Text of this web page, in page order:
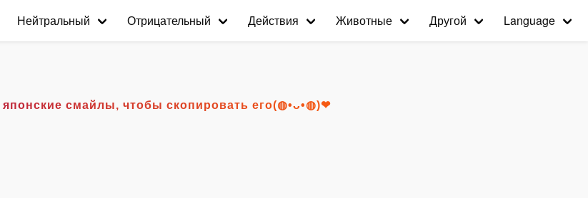
Нейтральный Отрицательный Действия Животные Другой Language
японские смайлы, чтобы скопировать его(◍•ᴗ•◍)❤